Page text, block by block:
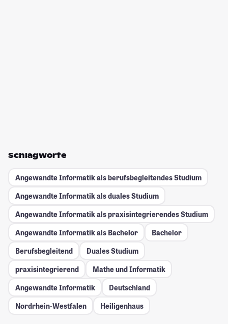
Schlagworte
Angewandte Informatik als berufsbegleitendes Studium
Angewandte Informatik als duales Studium
Angewandte Informatik als praxisintegrierendes Studium
Angewandte Informatik als Bachelor
Bachelor
Berufsbegleitend
Duales Studium
praxisintegrierend
Mathe und Informatik
Angewandte Informatik
Deutschland
Nordrhein-Westfalen
Heiligenhaus